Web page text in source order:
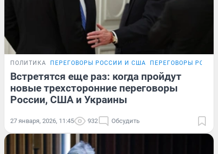
ПОЛИТИКА ПЕРЕГОВОРЫ РОССИИ И США ПЕРЕГОВОРЫ
Встретятся еще раз: когда пройдут
новые трехсторонние переговоры
России, США и Украины
27 января, 2026, 11:45 932 Обсудить